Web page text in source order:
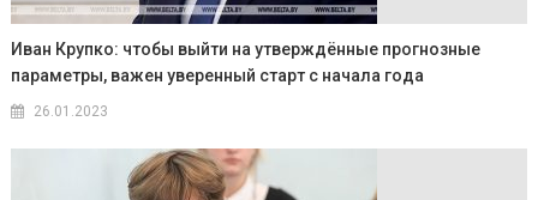
Иван Крупко: чтобы выйти на утверждённые прогнозные
параметры, важен уверенный старт с начала года
26.01.2023